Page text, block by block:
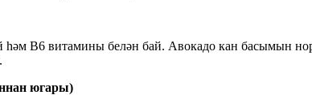
В6 витамины белән бай. Авокадо кан басымын
югары)